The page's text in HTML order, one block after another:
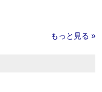
もっと見る »